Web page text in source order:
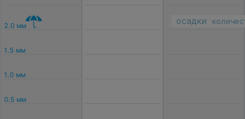
осадки